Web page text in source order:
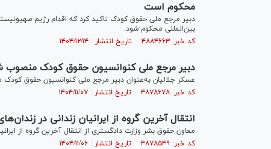
محکوم است
دبیر مرجع ملی حقوق کودک تاکید کرد که اقدام رژیم
بین‌المللی محکوم شود.
کد خبر: ۴۸۸۴۶۶۳ تاریخ انتشار : ۱۴۰۴/۱۲/۱۴
دبیر مرجع ملی کنوانسیون حقوق کودک منصوب
عسکر جلالیان به‌عنوان دبیر مرجع ملی کنوانسیون حقوق
کد خبر: ۴۸۷۸۶۷۸ تاریخ انتشار : ۱۴۰۴/۱۱/۰۷
انتقال آخرین گروه از ایرانیان زندانی در
معاون حقوق بشر وزارت دادگستری از انتقال آخرین گروه از
کد خبر: ۴۸۷۸۵۴۹ تاریخ انتشار : ۱۴۰۴/۱۱/۰۶